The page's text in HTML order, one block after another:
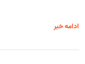
ادامه خبر